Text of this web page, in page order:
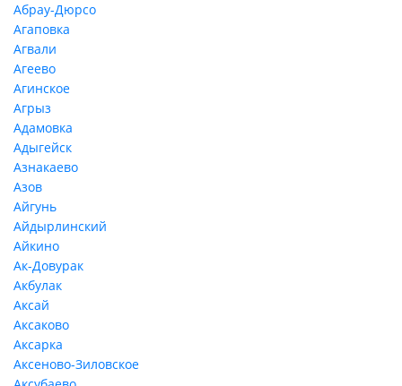
Абрау-Дюрсо
Агаповка
Агвали
Агеево
Агинское
Агрыз
Адамовка
Адыгейск
Азнакаево
Азов
Айгунь
Айдырлинский
Айкино
Ак-Довурак
Акбулак
Аксай
Аксаково
Аксарка
Аксеново-Зиловское